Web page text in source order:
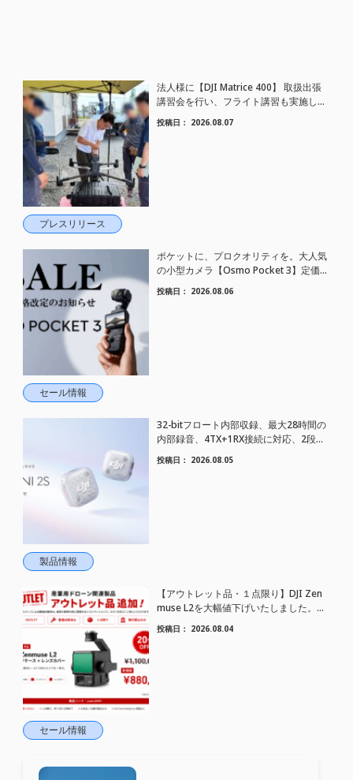
プレスリリース
法人様に【DJI Matrice 400】 取扱出張
講習会を行い、フライト講習も実施しま
した。
投稿日： 2026.08.07
セール情報
ポケットに、プロクオリティを。大人気
の小型カメラ【Osmo Pocket 3】定価が
さらにお値下げされました！
投稿日： 2026.08.06
製品情報
32-bitフロート内部収録、最大28時間の
内部録音、4TX+1RX接続に対応、2段階
AIノイズキャンセリング搭載｜コンパク
トワイヤレスマイク DJI Mic Mini 2S 登場
投稿日： 2026.08.05
セール情報
【アウトレット品・１点限り】DJI Zen
muse L2を大幅値下げいたしました。｜
HELICAM STORE
投稿日： 2026.08.04